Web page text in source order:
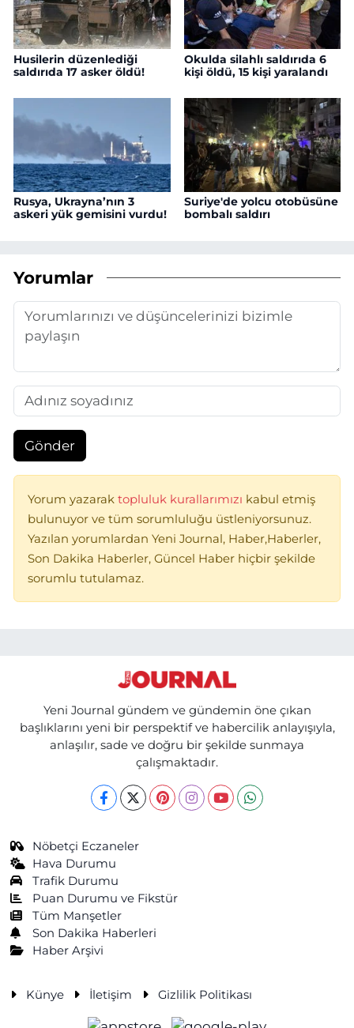
Husilerin düzenlediği
saldırıda 17 asker öldü!
Okulda silahlı saldırıda 6
kişi öldü, 15 kişi yaralandı
Rusya, Ukrayna’nın 3
askeri yük gemisini vurdu!
Suriye'de yolcu otobüsüne
bombalı saldırı
Yorumlar
Gönder
Yorum yazarak topluluk kurallarımızı kabul etmiş
bulunuyor ve tüm sorumluluğu üstleniyorsunuz.
Yazılan yorumlardan Yeni Journal, Haber,Haberler,
Son Dakika Haberler, Güncel Haber hiçbir şekilde
sorumlu tutulamaz.
Yeni Journal gündem ve gündemin öne çıkan
başlıklarını yeni bir perspektif ve habercilik anlayışıyla,
anlaşılır, sade ve doğru bir şekilde sunmaya
çalışmaktadır.
Nöbetçi Eczaneler
Hava Durumu
Trafik Durumu
Puan Durumu ve Fikstür
Tüm Manşetler
Son Dakika Haberleri
Haber Arşivi
Künye İletişim Gizlilik Politikası